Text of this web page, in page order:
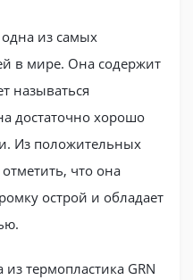
из самых
в мире. Она содержит
называться
достаточно хорошо
Из положительных
что она
острой и обладает
термопластика GRN